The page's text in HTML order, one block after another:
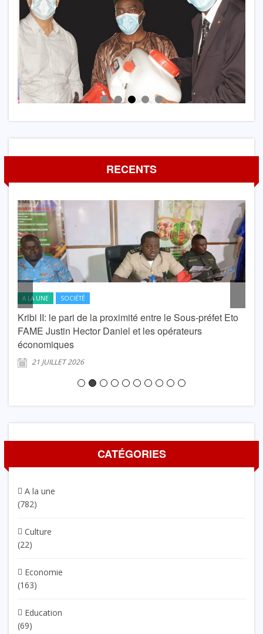
RECENTS
A LA UNE SOCIÉTÉ
Kribi II: le pari de la proximité entre le Sous-préfet Eto
FAME Justin Hector Daniel et les opérateurs
économiques
21 JUILLET 2026
CATÉGORIES
A la une
(782)
Culture
(22)
Economie
(163)
Education
(69)